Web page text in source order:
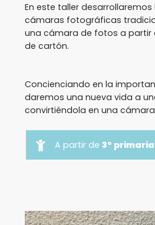
En este taller
cámaras fotográficas
una cámara de fotos a partir
de cartón.
Concienciando en la
daremos una nueva vida a
convirtiéndola en una
A partir de 3º primaria